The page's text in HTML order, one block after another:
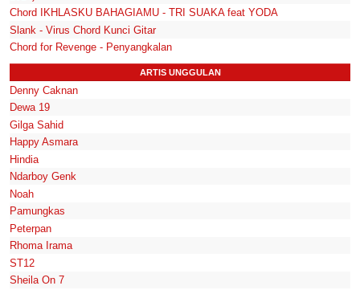
Chord IKHLASKU BAHAGIAMU - TRI SUAKA feat YODA
Slank - Virus Chord Kunci Gitar
Chord for Revenge - Penyangkalan
ARTIS UNGGULAN
Denny Caknan
Dewa 19
Gilga Sahid
Happy Asmara
Hindia
Ndarboy Genk
Noah
Pamungkas
Peterpan
Rhoma Irama
ST12
Sheila On 7